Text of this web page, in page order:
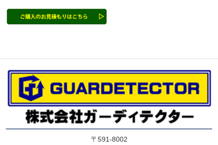
〒591-8002